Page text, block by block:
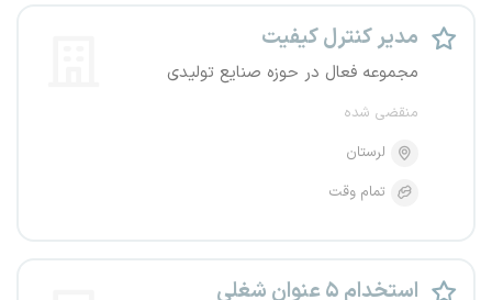
مدیر کنترل کیفیت
مجموعه فعال در حوزه صنایع تولیدی
منقضی شده
لرستان
تمام وقت
استخدام ۵ عنوان شغلی